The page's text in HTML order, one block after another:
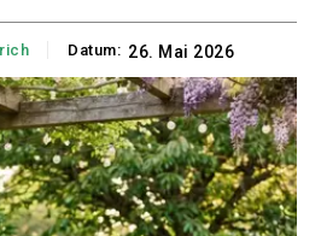
Datum: 26. Mai 2026